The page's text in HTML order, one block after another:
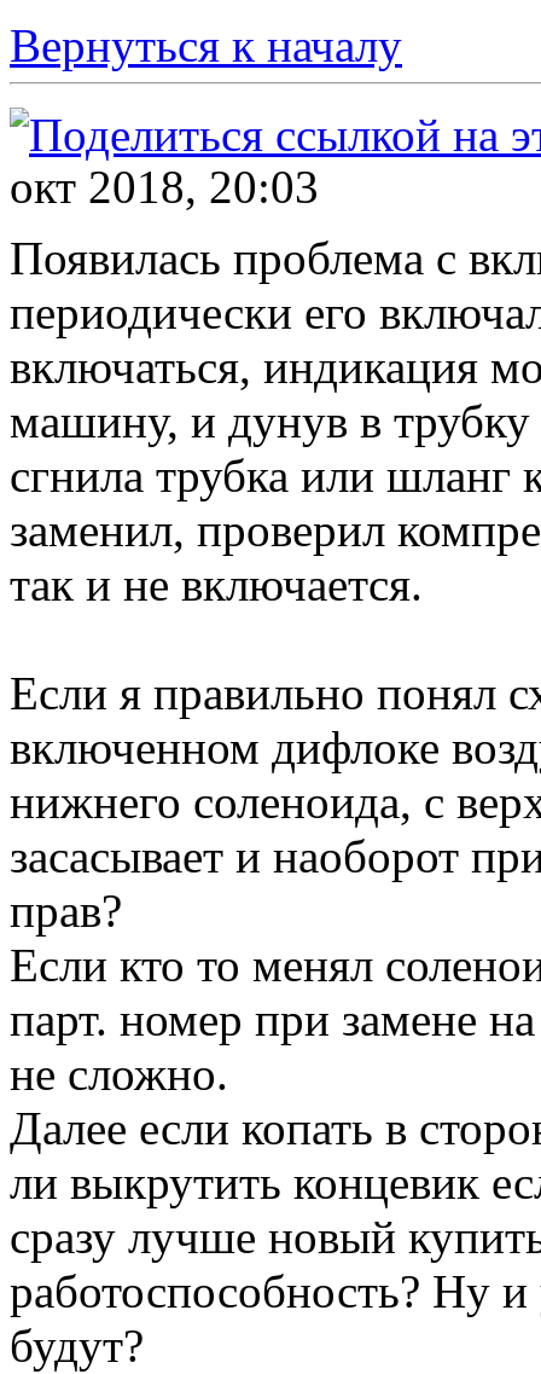
Вернуться к началу
окт 2018, 20:03
Появилась проблема с
периодически его
включаться, индикация
машину, и дунув в
сгнила трубка или шланг
заменил, проверил
так и не включается.
Если я правильно понял
включенном дифлоке
нижнего соленоида, с
засасывает и наоборот
прав?
Если кто то менял
парт. номер при замене
не сложно.
Далее если копать в
ли выкрутить концевик
сразу лучше новый
работоспособность? Ну
будут?